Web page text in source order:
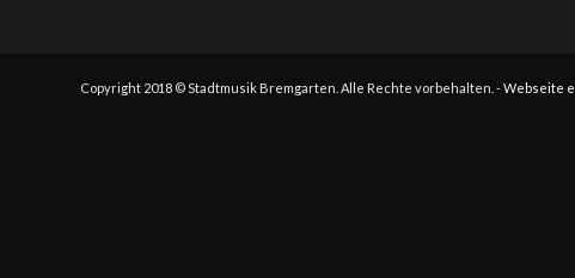
Copyright 2018 © Stadtmusik Bremgarten. Alle Rechte vorbehalten. -Webseite